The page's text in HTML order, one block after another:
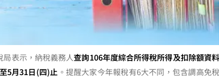
表示，納稅義務人查詢106年度綜合所得稅所得及扣除額資料
5月31日(四)止 。提醒大家今年報稅有6大不同，包含調高免稅